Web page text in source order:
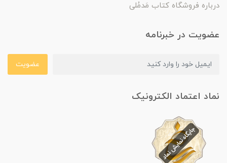
درباره فروشگاه کتاب مَدمُلی
عضویت در خبرنامه
عضویت
نماد اعتماد الکترونیک